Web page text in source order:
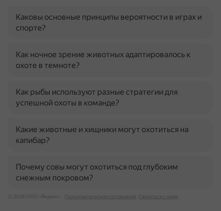
Каковы основные принципы вероятности в играх и
спорте?
Как ночное зрение животных адаптировалось к
охоте в темноте?
Как рыбы используют разные стратегии для
успешной охоты в команде?
Какие животные и хищники могут охотиться на
капибар?
Почему совы могут охотиться под глубоким
снежным покровом?
© 2026 ООО «Яндекс» Пользовательское соглашение Связаться с нами